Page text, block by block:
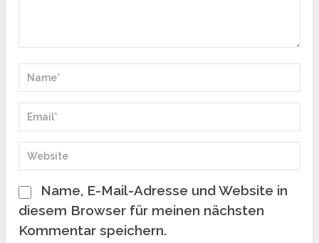
Name, E-Mail-Adresse und Website in
diesem Browser für meinen nächsten
Kommentar speichern.